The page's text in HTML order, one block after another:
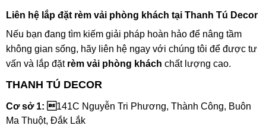
Liên hệ lắp đặt rèm vải phòng khách tại Thanh Tú Decor
Nếu bạn đang tìm kiếm giải pháp hoàn hảo để nâng tầm
không gian sống, hãy liên hệ ngay với chúng tôi để được tư
vấn và lắp đặt rèm vải phòng khách chất lượng cao.
THANH TÚ DECOR
Cơ sở 1: 141C Nguyễn Tri Phương, Thành Công, Buôn
Ma Thuột, Đắk Lắk